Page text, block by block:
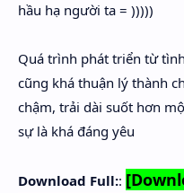
hầu hạ người ta = )))))
Quá trình phát triển từ
cũng khá thuận lý thành
chậm, trải dài suốt hơn
sự là khá đáng yêu
Download Full::